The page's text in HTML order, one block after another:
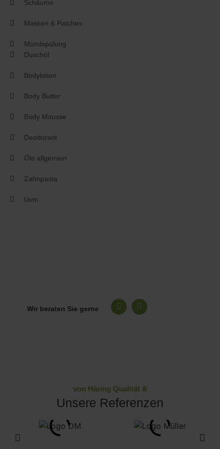
Schäume
Masken & Patches
Mundspülung
Duschöl
Bodylotion
Body Butter
Body Mousse
Deodorant
Öle allgemein
Zahnpasta
Uvm.
Wir beraten Sie gerne
von Häring Qualität &
Unsere Referenzen